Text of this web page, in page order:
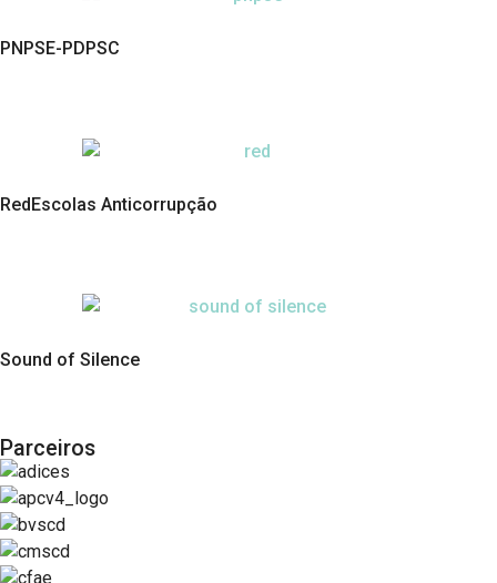
PNPSE-PDPSC
RedEscolas Anticorrupção
Sound of Silence
Parceiros